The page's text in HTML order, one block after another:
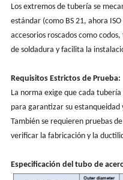
Los extremos de tubería se
estándar (como BS 21, ahora
accesorios roscados como
de soldadura y facilita la
Requisitos Estrictos de Prueba:
La norma exige que cada
para garantizar su estanqueidad
También se requieren pruebas
verificar la fabricación y la
Especificación del tubo de